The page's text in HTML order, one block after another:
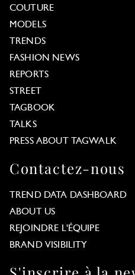
COUTURE
MODELS
TRENDS
FASHION NEWS
REPORTS
STREET
TAGBOOK
TALKS
PRESS ABOUT TAGWALK
Contactez-nous
TREND DATA DASHBOARD
ABOUT US
REJOINDRE L'ÉQUIPE
BRAND VISIBILITY